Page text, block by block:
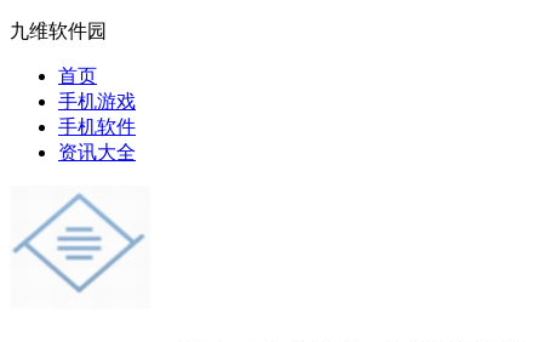
九维软件园
首页
手机游戏
手机软件
资讯大全